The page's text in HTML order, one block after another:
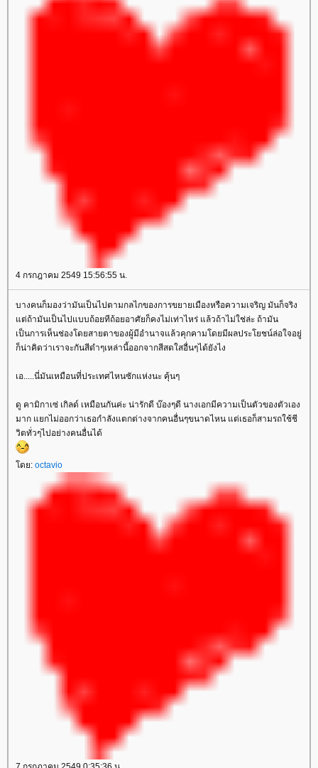
4 กรกฎาคม 2549 15:56:55 น.
บางคนก็มองว่ามันเป็นไปตามกลไกของการขยายเมืองหรือความเจริญ มันก็จริง
ต่ถ้ามันเป็นไปแบบถ้อยทีถ้อยอาศัยก็คงไม่เท่าไหร่ แล้วถ้าไม่ใช่ล่ะ ถ้ามัน
เป็นการเห็นช่องโดยสายตาของผู้มีอำนาจแล้วคุกคามโดยมีผลประโยชน์ล่อใจอยู่
ก็น่าคิดว่าเราจะกันสีดำๆเหล่านี้ออกจากสีสดใสอื่นๆได้ยังไง
เอ.....นี่มันเหมือนที่ประเทศไหนซักแห่งนะ คุ้นๆ
ดู คามิกาเซ่ เกิลด์ เหมือนกันค่ะ น่ารักดี บ๊องๆดี นางเอกมีความเป็นตัวของตัวเอง
มาก แยกไม่ออกว่าเธอกำลังแตกต่างจากคนอื่นๆขนาดไหน แต่เธอก็สามรถใช้ชี
วิตทั่วๆไปอย่างคนอื่นได้
ดย: octavio